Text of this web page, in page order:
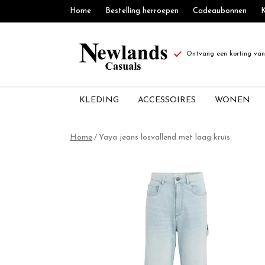
Home Bestelling herroepen Cadeaubonnen
Ontvang een korting
KLEDING ACCESSOIRES WONEN
Home Yaya jeans losvallend met laag kruis